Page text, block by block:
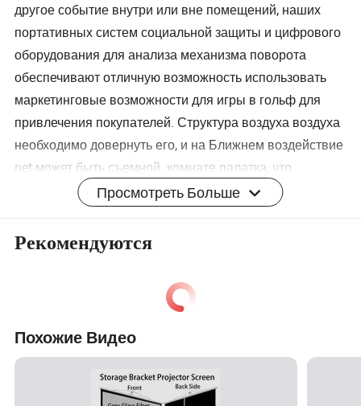
другое событие внутри или вне помещений, наших
портативных систем социальной защиты и цифрового
оборудования для анализа механизма поворота
обеспечивают отличную возможность использовать
маркетинговые возможности для игры в гольф для
привлечения покупателей. Структура воздуха воздуха
необходимо довернуть его, и на Ближнем воздействие
net может быть съемной комнате палатка, что
позволяет вам видеть шарики предполагаемые пути
более чем меньше практике социальной защиты.
Чистая поставляется с инфляцией,
электровентилятора системы охлаждения двигателя
насоса до структуры в только 30 секунд, когда он не
используется на каркас быстро сдувается и могут быть
транспортировки. Подходит для всех возрастов и
уровня квалификации, "надувные поля для гольфа
Net" может быть расположен в закрытом помещении
Просмотреть Больше
Рекомендуются
Похожие Видео